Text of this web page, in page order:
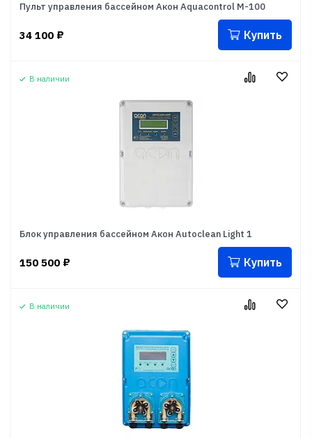
Пульт управления бассейном Акон Aquacontrol M-100
34 100 ₽ Купить
В наличии
Блок управления бассейном Акон Autoclean Light 1
150 500 ₽ Купить
В наличии